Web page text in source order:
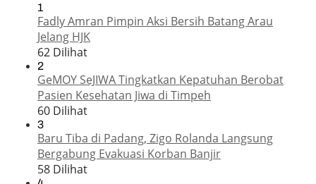
1
Fadly Amran Pimpin Aksi Bersih Batang Arau
Jelang HJK
62 Dilihat
2
GeMOY SeJIWA Tingkatkan Kepatuhan Berobat
Pasien Kesehatan Jiwa di Timpeh
60 Dilihat
3
Baru Tiba di Padang, Zigo Rolanda Langsung
Bergabung Evakuasi Korban Banjir
58 Dilihat